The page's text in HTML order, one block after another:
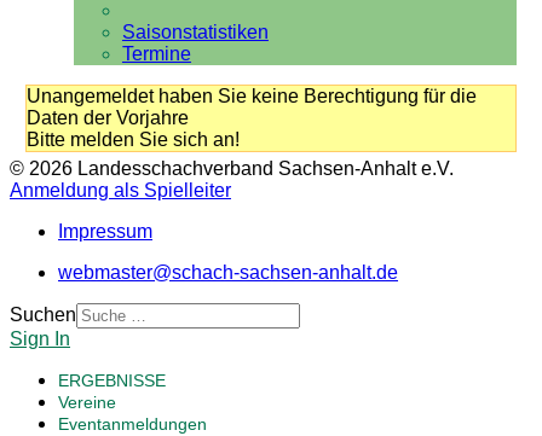
Saisonstatistiken
Termine
Unangemeldet haben Sie keine Berechtigung für die
Daten der Vorjahre
Bitte melden Sie sich an!
© 2026 Landesschachverband Sachsen-Anhalt e.V.
Anmeldung als Spielleiter
Impressum
webmaster@schach-sachsen-anhalt.de
Suchen
Sign In
ERGEBNISSE
Vereine
Eventanmeldungen